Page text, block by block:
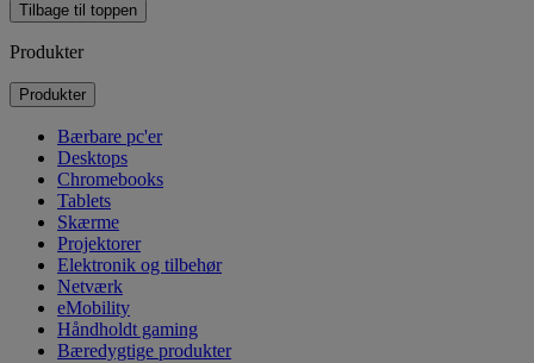
Tilbage til toppen
Produkter
Produkter
Bærbare pc'er
Desktops
Chromebooks
Tablets
Skærme
Projektorer
Elektronik og tilbehør
Netværk
eMobility
Håndholdt gaming
Bæredygtige produkter